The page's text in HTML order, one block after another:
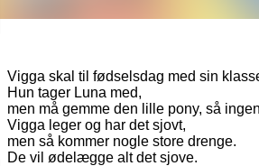
Vigga skal til fødselsdag med sin
Hun tager Luna med,
men må gemme den lille pony, så
Vigga leger og har det sjovt,
men så kommer nogle store drenge.
De vil ødelægge alt det sjove.